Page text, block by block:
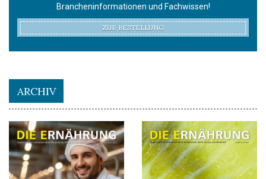
Brancheninformationen und Fachwissen!
ZUR BESTELLUNG
ARCHIV